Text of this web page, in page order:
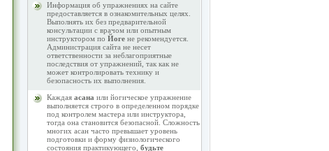
Информация об упражнениях на сайте
предоставляется в ознакомительных целях.
Выполнять их без предварительной
консультации с врачом или опытным
инструктором по Йогене рекомендуется.
Администрация сайта не несет
ответственности за неблагоприятные
последствия от упражнений, так как не
может контролировать технику и
безопасность их выполнения.
Каждая асана или йогическое упражнение
выполняется строго в определенном порядке
под контролем мастера или инструктора,
тогда она становится безопасной. Сложность
многих асан часто превышает уровень
подготовки и форму физиологического
состояния практикующего, будьте